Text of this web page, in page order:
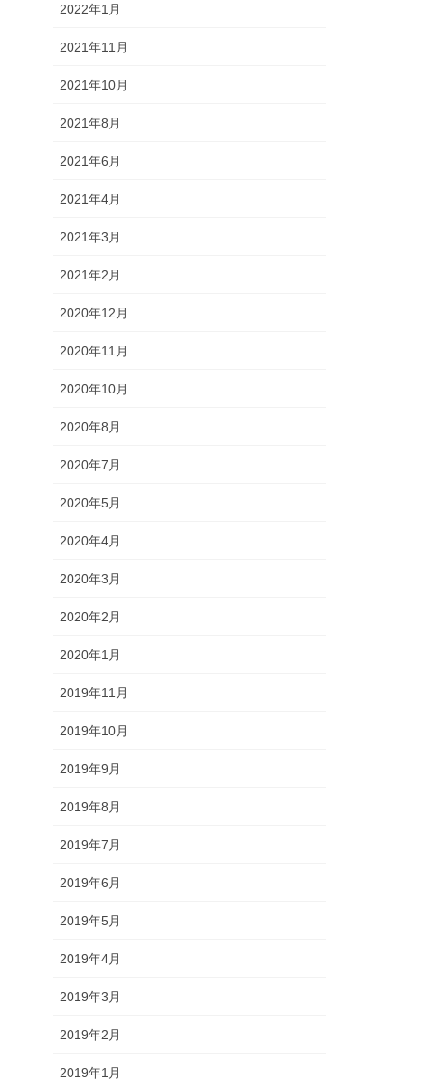
2022年1月
2021年11月
2021年10月
2021年8月
2021年6月
2021年4月
2021年3月
2021年2月
2020年12月
2020年11月
2020年10月
2020年8月
2020年7月
2020年5月
2020年4月
2020年3月
2020年2月
2020年1月
2019年11月
2019年10月
2019年9月
2019年8月
2019年7月
2019年6月
2019年5月
2019年4月
2019年3月
2019年2月
2019年1月